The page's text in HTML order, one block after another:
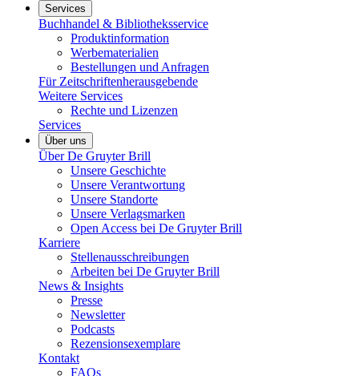
Services
Buchhandel & Bibliotheksservice
Produktinformation
Werbematerialien
Bestellungen und Anfragen
Für Zeitschriftenherausgebende
Weitere Services
Rechte und Lizenzen
Services
Über uns
Über De Gruyter Brill
Unsere Geschichte
Unsere Verantwortung
Unsere Standorte
Unsere Verlagsmarken
Open Access bei De Gruyter Brill
Karriere
Stellenausschreibungen
Arbeiten bei De Gruyter Brill
News & Insights
Presse
Newsletter
Podcasts
Rezensionsexemplare
Kontakt
FAQs